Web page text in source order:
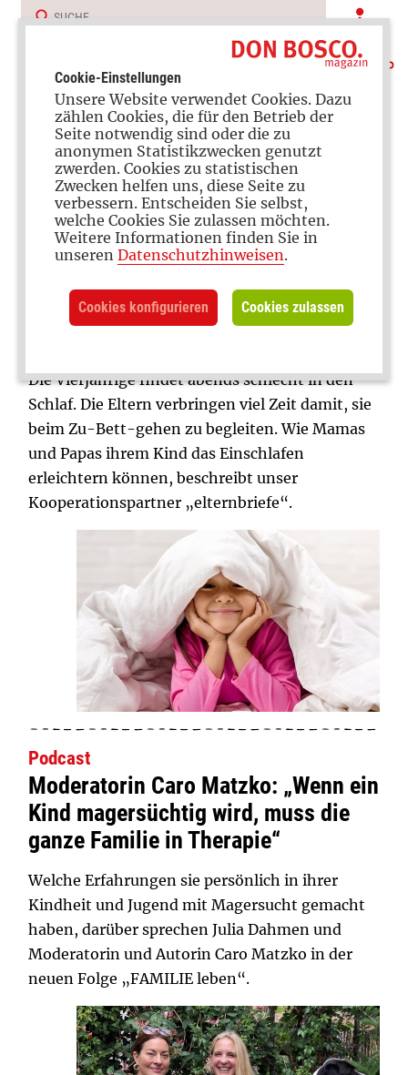
Familienleben
Strukturierter Tagesablauf
Diese Routinen und Rituale helfen
Die Vierjährige findet abends schlecht in den
Schlaf. Die Eltern verbringen viel Zeit damit, sie
beim Zu-Bett-gehen zu begleiten. Wie Mamas
und Papas ihrem Kind das Einschlafen
erleichtern können, beschreibt unser
Kooperationspartner „elternbriefe“.
Podcast
Moderatorin Caro Matzko: „Wenn ein
Kind magersüchtig wird, muss die
ganze Familie in Therapie“
Welche Erfahrungen sie persönlich in ihrer
Kindheit und Jugend mit Magersucht gemacht
haben, darüber sprechen Julia Dahmen und
Moderatorin und Autorin Caro Matzko in der
neuen Folge „FAMILIE leben“.
Cookie-Einstellungen
Unsere Website verwendet Cookies. Dazu
zählen Cookies, die für den Betrieb der
Seite notwendig sind oder die zu
anonymen Statistikzwecken genutzt
zwerden. Cookies zu statistischen
Zwecken helfen uns, diese Seite zu
verbessern. Entscheiden Sie selbst,
welche Cookies Sie zulassen möchten.
Weitere Informationen finden Sie in
unseren Datenschutzhinweisen.
Cookies konfigurieren Cookies zulassen